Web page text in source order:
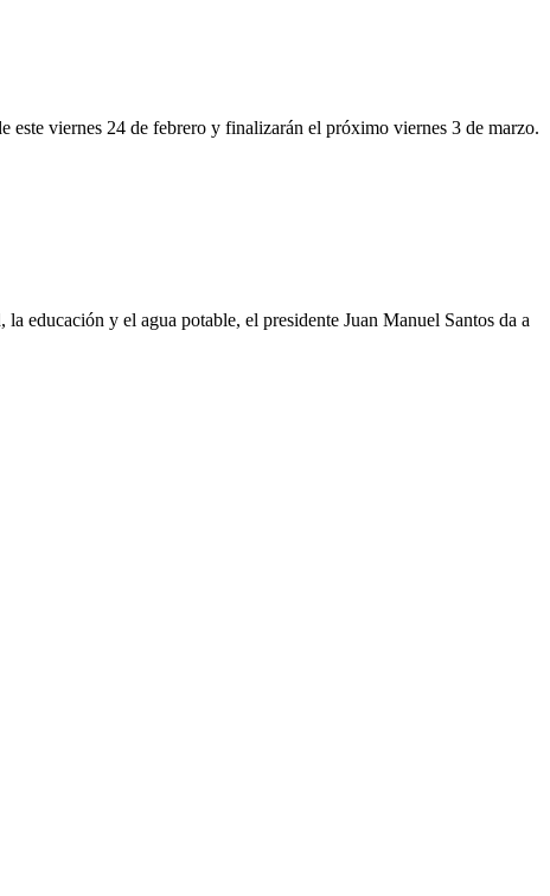
este viernes 24 de febrero y finalizarán el próximo viernes 3 de marzo.
educación y el agua potable, el presidente Juan Manuel Santos da a